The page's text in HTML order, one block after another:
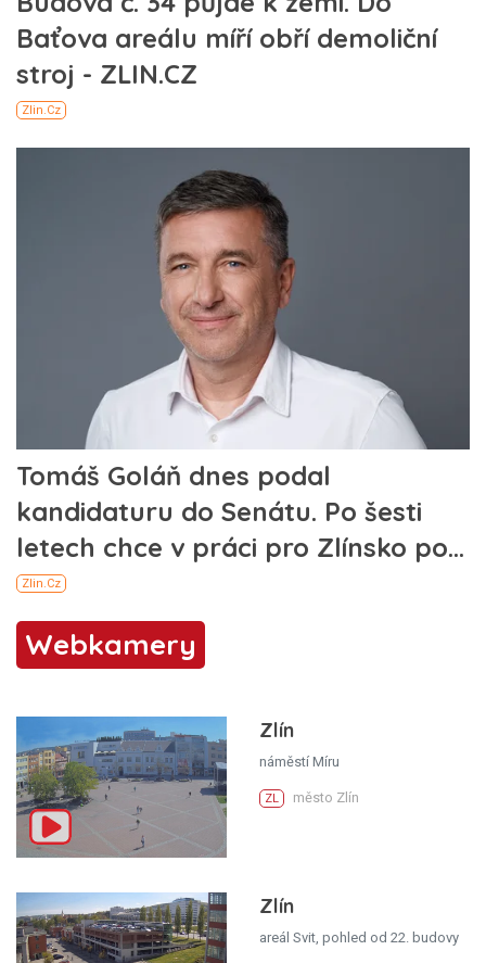
Webkamery
Zlín
náměstí Míru
ZL město Zlín
Zlín
areál Svit, pohled od 22. budovy